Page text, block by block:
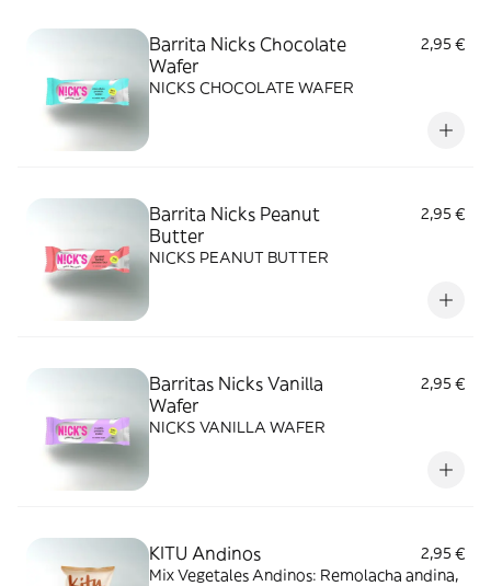
Barrita Nicks Chocolate
Wafer
2,95 €
NICKS CHOCOLATE WAFER
Barrita Nicks Peanut
Butter
2,95 €
NICKS PEANUT BUTTER
Barritas Nicks Vanilla
Wafer
2,95 €
NICKS VANILLA WAFER
KITU Andinos
2,95 €
Mix Vegetales Andinos: Remolacha andina,